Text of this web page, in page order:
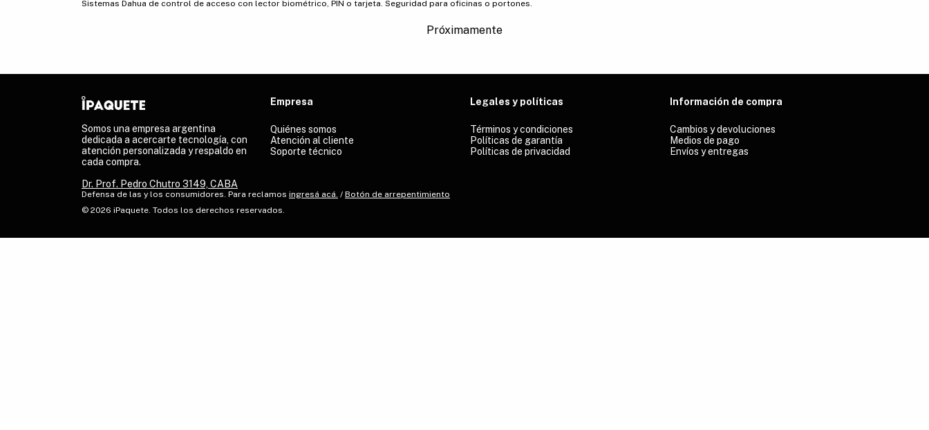
Sistemas Dahua de control de acceso con lector biométrico, PIN o tarjeta. Seguridad para oficinas o portones.
Próximamente
Somos una empresa argentina
dedicada a acercarte tecnología, con
atención personalizada y respaldo en
cada compra.
Dr. Prof. Pedro Chutro 3149, CABA
Empresa
Quiénes somos
Atención al cliente
Soporte técnico
Legales y políticas
Términos y condiciones
Políticas de garantía
Políticas de privacidad
Información de compra
Cambios y devoluciones
Medios de pago
Envíos y entregas
Defensa de las y los consumidores. Para reclamos ingresá acá. / Botón de arrepentimiento